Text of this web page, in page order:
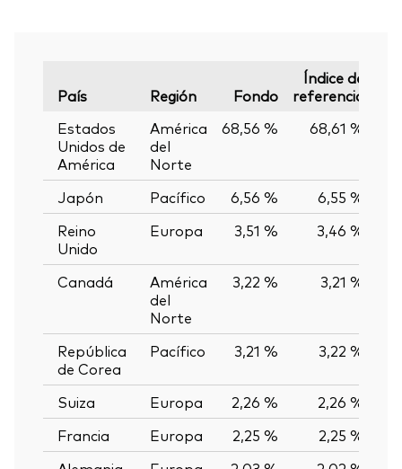
País Región Fondo
Índice de
referencia
Estados
Unidos de
América
América
del
Norte
68,56 % 68,61 %
Japón Pacífico 6,56 % 6,55 %
Reino
Unido
Europa 3,51 % 3,46 %
Canadá
América
del
Norte
3,22 % 3,21 %
República
de Corea
Pacífico 3,21 % 3,22 %
Suiza Europa 2,26 % 2,26 %
Francia
Europa 2,25 % 2,25 %